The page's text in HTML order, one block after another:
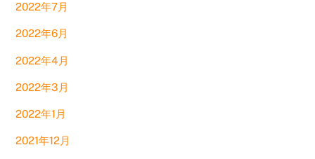
2022年7月
2022年6月
2022年4月
2022年3月
2022年1月
2021年12月